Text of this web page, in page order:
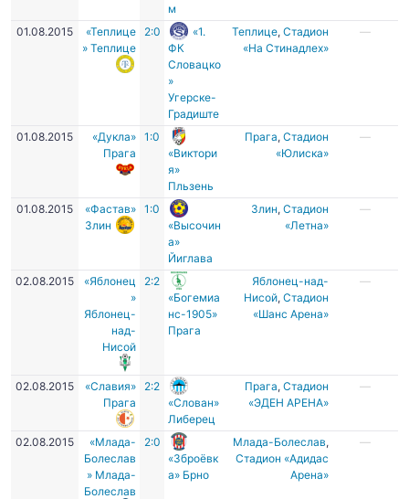
м
01.08.2015
«Теплице
» Теплице
2:0
«1.
ФК
Словацко
»
Угерске-
Градиште
Теплице,Стадион
«На Стинадлех»
—
01.08.2015
«Дукла»
Прага
1:0
«Виктори
я»
Пльзень
Прага,Стадион
«Юлиска»
—
01.08.2015
«Фастав»
Злин
1:0
«Высочин
а»
Йиглава
Злин,Cтадион
«Летна»
—
02.08.2015
«Яблонец
»
Яблонец-
над-
Нисой
2:2
«Богемиа
нс-1905»
Прага
Яблонец-над-
Нисой,Стадион
«Шанс Арена»
—
02.08.2015
«Славия»
Прага
2:2
«Слован»
Либерец
Прага,Стадион
«ЭДЕН АРЕНА»
—
02.08.2015
«Млада-
Болеслав
» Млада-
Болеслав
2:0
«Зброёвк
а» Брно
Млада-Болеслав,
Стадион «Адидас
Арена»
—